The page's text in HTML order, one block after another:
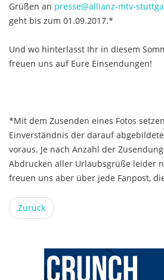
Grüßen an presse@allianz-mtv-
geht bis zum 01.09.2017.*
Und wo hinterlasst Ihr in diesem
freuen uns auf Eure Einsendungen!
*Mit dem Zusenden eines Fotos
Einverständnis der darauf
voraus. Je nach Anzahl der
Abdrucken aller Urlaubsgrüße leider
freuen uns aber über jede Fanpost,
Zurück